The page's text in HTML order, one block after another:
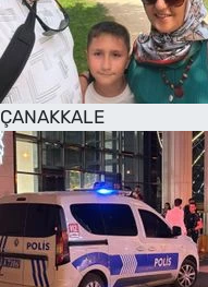
ÇANAKKALE
SAĞLIK
TV REHBERİ